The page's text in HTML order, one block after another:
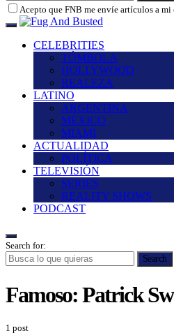
Acepto que FNB me envíe artículos a
CELEBRITIES
TÓMBOLA
HOLLYWOOD
REALEZA
LATINO
ARGENTINA
MÉXICO
MIAMI
ACTUALIDAD
POLÍTICA
TELEVISIÓN
SERIES
REALITY SHOWS
PODCAST
Search for:
Search
Famoso:Patrick
1 post